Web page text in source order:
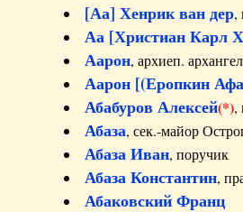
[Аа] Хенрик ван дер,
Аа [Христиан Карл
Аарон, архиеп.
Аарон [(Еропкин
Абабуров Алексей(*),
Абаза, сек.-майор
Абаза Иван,
Абаза Константин,
Абаковский Франц